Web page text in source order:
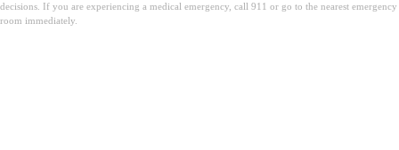
decisions. If you are experiencing a medical emergency, call 911 or go to the nearest emergency
room immediately.